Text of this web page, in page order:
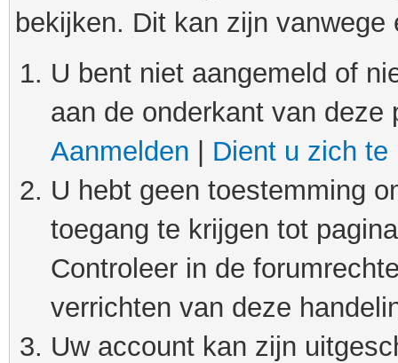
bekijken. Dit kan zijn
U bent niet aangemeld of
aan de onderkant van
Aanmelden
Dient u zich te
U hebt geen toestemming
toegang te krijgen tot
Controleer in de
verrichten van deze
Uw account kan zijn